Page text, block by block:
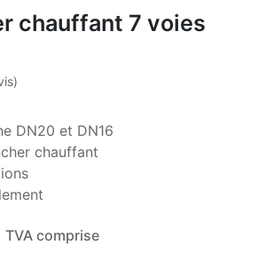
chauffant 7 voies
DN20 et DN16
chauffant
TVA comprise